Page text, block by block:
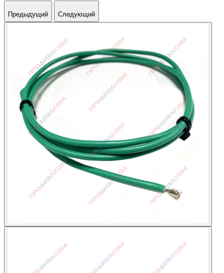
Предыдущий Следующий